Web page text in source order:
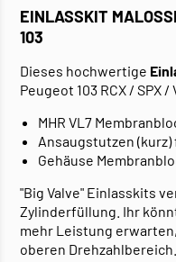
EINLASSKIT
103
Dieses hochwertige
Peugeot 103 RCX / SPX
MHR VL7
Ansaugstutzen (kurz)
Gehäuse
"Big Valve" Einlasskits
Zylinderfüllung. Ihr
mehr Leistung
oberen Drehzahlbereich.